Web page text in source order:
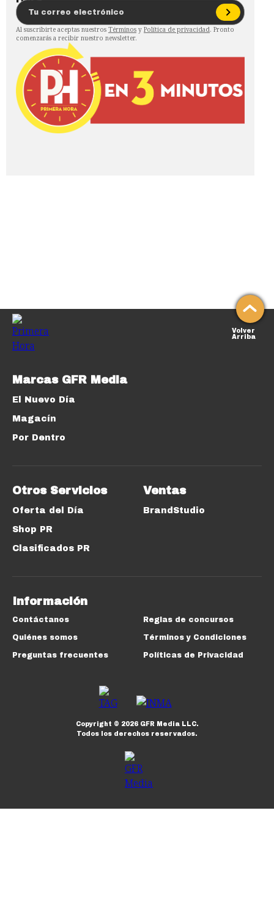
Al suscribirte aceptas nuestros Términos y Política de privacidad. Pronto
comenzarás a recibir nuestro newsletter.
Volver
Arriba
Marcas GFR Media
El Nuevo Día
Magacín
Por Dentro
Otros Servicios
Oferta del Día
Shop PR
Clasificados PR
Ventas
BrandStudio
Información
Contáctanos
Quiénes somos
Preguntas frecuentes
Reglas de concursos
Términos y Condiciones
Políticas de Privacidad
Copyright © 2026GFR Media LLC.
Todos los derechos reservados.